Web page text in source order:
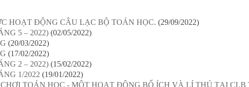
HOẠT ĐỘNG CÂU LẠC BỘ TOÁN HỌC. (29/09/2022)
5 – 2022) (02/05/2022)
(20/03/2022)
(17/02/2022)
2 – 2022) (15/02/2022)
1/2022 (19/01/2022)
TOÁN HỌC - MỘT HOẠT ĐỘNG BỔ ÍCH VÀ LÍ THÚ TẠI CLB